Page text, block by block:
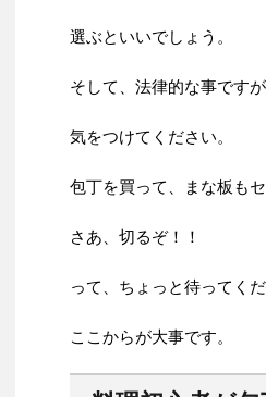
選ぶといいでしょう。
そして、法律的な事です
気をつけてください。
包丁を買って、まな板も
さあ、切るぞ！！
って、ちょっと待ってくだ
ここからが大事です。